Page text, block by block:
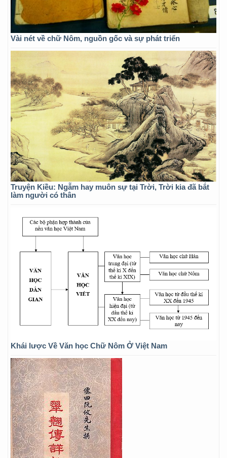
Vài nét về chữ Nôm, nguồn gốc và sự phát triển
Truyện Kiều: Ngẫm hay muôn sự tại Trời, Trời kia đã bắt
làm người có thân
Khái lược Về Văn học Chữ Nôm Ở Việt Nam